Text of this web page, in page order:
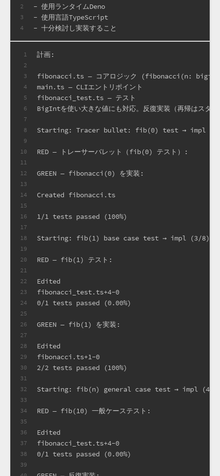
2
3
4
- 使用ランタイムDeno
- 使用言語TypeScript
- 十分検討し実装すること
1
2
3
4
5
6
7
8
9
10
11
12
13
14
15
16
17
18
19
20
21
22
23
24
25
26
27
28
29
30
31
32
33
34
35
36
37
38
39
計画:
fibonacci.ts — コアロジック (fibonacci(n:
main.ts — CLIエントリポイント
fibonacci_test.ts — テスト
BigIntを使い大きな値にも対応。反復実装（再帰はスタ
Starting: Tracer bullet: fib(0) test → impl
RED — トレーサーバレット（fib(0) テスト）:
GREEN — fibonacci(0) を実装:
Created fibonacci.ts
1/1 tests passed (100%)
Starting: fib(1) base case test → impl (3/8)
RED — fib(1) テスト:
Edited
fibonacci_test.ts+4-0
0/1 tests passed (0.00%)
GREEN — fib(1) を実装:
Edited
fibonacci.ts+1-0
2/2 tests passed (100%)
Starting: fib(n) general case test → impl (4/
RED — fib(10) 一般ケーステスト:
Edited
fibonacci_test.ts+4-0
0/1 tests passed (0.00%)